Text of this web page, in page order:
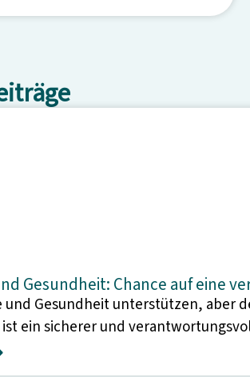
Gesundheit: Chance auf eine
und Gesundheit unterstützen, aber
ein sicherer und